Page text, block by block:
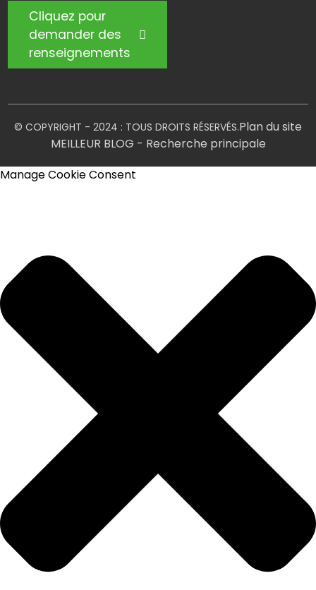
Cliquez pour
demander des
renseignements
© COPYRIGHT - 2024 : TOUS DROITS RÉSERVÉS.Plan du site
MEILLEUR BLOG - Recherche principale
Manage Cookie Consent